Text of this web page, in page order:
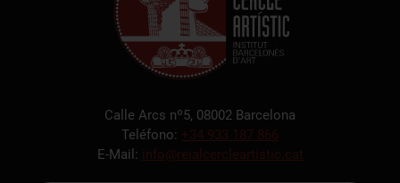
Calle Arcs nº5, 08002 Barcelona
Teléfono: +34 933 187 866
E-Mail: info@reialcercleartistic.cat